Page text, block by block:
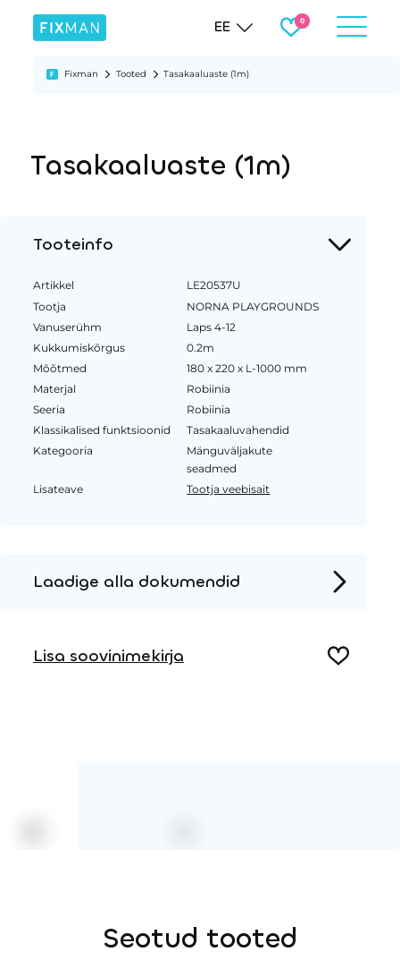
EE
Fixman Tooted Tasakaaluaste (1m)
Tasakaaluaste (1m)
Tooteinfo
Artikkel
LE20537U
Tootja
NORNA PLAYGROUNDS
Vanuserühm
Laps 4-12
Kukkumiskõrgus
0.2m
Mõõtmed
180 x 220 x L-1000 mm
Materjal
Robiinia
Seeria
Robiinia
Klassikalised funktsioonid
Tasakaaluvahendid
Kategooria
Mänguväljakute
seadmed
Lisateave
Tootja veebisait
Laadige alla dokumendid
Lisa soovinimekirja
Seotud tooted